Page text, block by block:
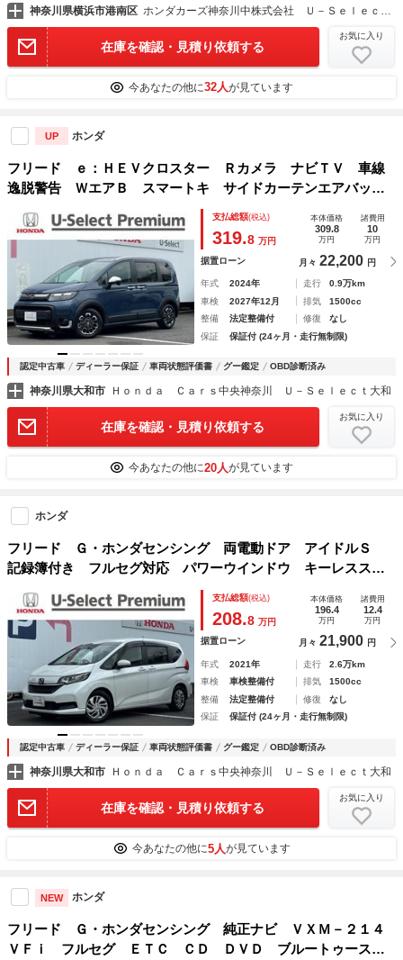
神奈川県横浜市港南区
在庫を確認・見積り依頼する
お気に入り
今あなたの他に32人が見ています
UP ホンダ
フリード ｅ：ＨＥＶクロスター Ｒカメラ ナビＴＶ 車線
逸脱警告 ＷエアＢ スマートキ サイドカーテンエアバッ
ク ＬＥＤライト ＣＭＢＳ ドライブレコーダー ＡＢＳ
ＶＳＡ ＥＴＣ キーレス Ｓヒーター ＵＳＢ
支払総額(税込)
319.8 万円
本体価格
309.8
万円
諸費用
10
万円
据置ローン 月々 22,200 円
年式 2024年 走行
0.9万km
車検
2027年12月 排気
1500cc
整備
法定整備付 修復
なし
保証
保証付 (24ヶ月・走行無制限)
認定中古車 ディーラー保証 車両状態評価書 グー鑑定 OBD診断済み
神奈川県大和市 Ｈｏｎｄａ Ｃａｒｓ中央神奈川 Ｕ－Ｓｅｌｅｃｔ大和
在庫を確認・見積り依頼する
お気に入り
今あなたの他に20人が見ています
ホンダ
フリード Ｇ・ホンダセンシング 両電動ドア アイドルＳ
記録簿付き フルセグ対応 パワーウインドウ キーレススタ
ート 横滑り防止システム シートヒータ 追従走行 ＬＫ
Ａ スマートキー＆プッシュスタート パワステ
支払総額(税込)
208.8 万円
本体価格
196.4
万円
諸費用
12.4
万円
据置ローン 月々 21,900 円
年式 2021年 走行
2.6万km
車検
車検整備付 排気
1500cc
整備
法定整備付 修復
なし
保証
保証付 (24ヶ月・走行無制限)
認定中古車 ディーラー保証 車両状態評価書 グー鑑定 OBD診断済み
神奈川県大和市 Ｈｏｎｄａ Ｃａｒｓ中央神奈川 Ｕ－Ｓｅｌｅｃｔ大和
在庫を確認・見積り依頼する
お気に入り
今あなたの他に5人が見ています
NEW ホンダ
フリード Ｇ・ホンダセンシング 純正ナビ ＶＸＭ－２１４
ＶＦｉ フルセグ ＥＴＣ ＣＤ ＤＶＤ ブルートゥースオ